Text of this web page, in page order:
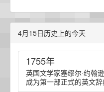
4月15日历史上的今天
1755年
英国文学家塞缪尔·约翰
成为第一部正式的英文辞